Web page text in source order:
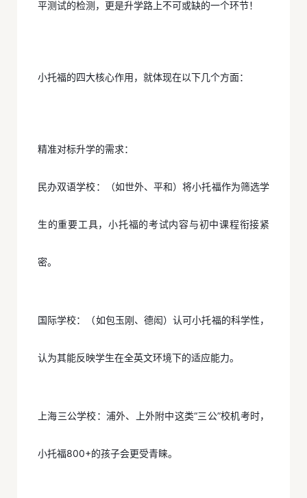
平测试的检测，更是升学路上不可或缺的一个环节！
小托福的四大核心作用，就体现在以下几个方面：
精准对标升学的需求：
民办双语学校：（如世外、平和）将小托福作为筛选学
生的重要工具，小托福的考试内容与初中课程衔接紧
密。
国际学校：（如包玉刚、德闳）认可小托福的科学性，
认为其能反映学生在全英文环境下的适应能力。
上海三公学校：浦外、上外附中这类“三公”校机考时，
小托福800+的孩子会更受青睐。